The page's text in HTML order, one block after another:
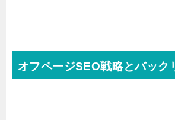
オフページSEO戦略とバック